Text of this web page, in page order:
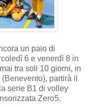
un paio di
6 e venerdì 8 in
tra soli 10 giorni, in
partirà il
serie B1 di volley
Zero5.